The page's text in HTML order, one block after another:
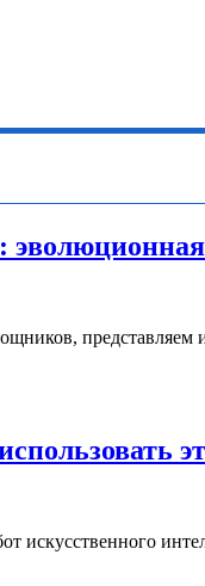
представляем
искусственного